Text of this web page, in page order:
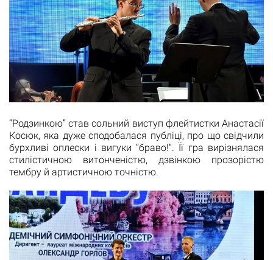
“Родзинкою” став сольний виступ флейтистки Анастасії
Косюк, яка дуже сподобалася публіці, про що свідчили
бурхливі оплески і вигуки “браво!”. Її гра вирізнялася
стилістичною витонченістю, дзвінкою прозорістю
тембру й артистичною точністю.